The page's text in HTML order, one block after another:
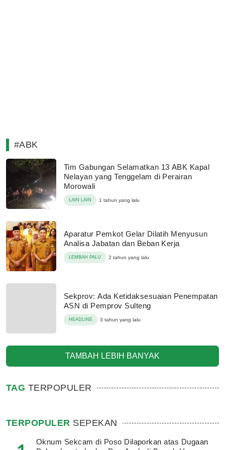
#ABK
Tim Gabungan Selamatkan 13 ABK Kapal
Nelayan yang Tenggelam di Perairan
Morowali
LAIN LAIN 1 tahun yang lalu
Aparatur Pemkot Gelar Dilatih Menyusun
Analisa Jabatan dan Beban Kerja
LEMBAH PALU 2 tahun yang lalu
Sekprov: Ada Ketidaksesuaian Penempatan
ASN di Pemprov Sulteng
HEADLINE 3 tahun yang lalu
TAMBAH LEBIH BANYAK
TAG TERPOPULER
TERPOPULER SEPEKAN
Oknum Sekcam di Poso Dilaporkan atas Dugaan